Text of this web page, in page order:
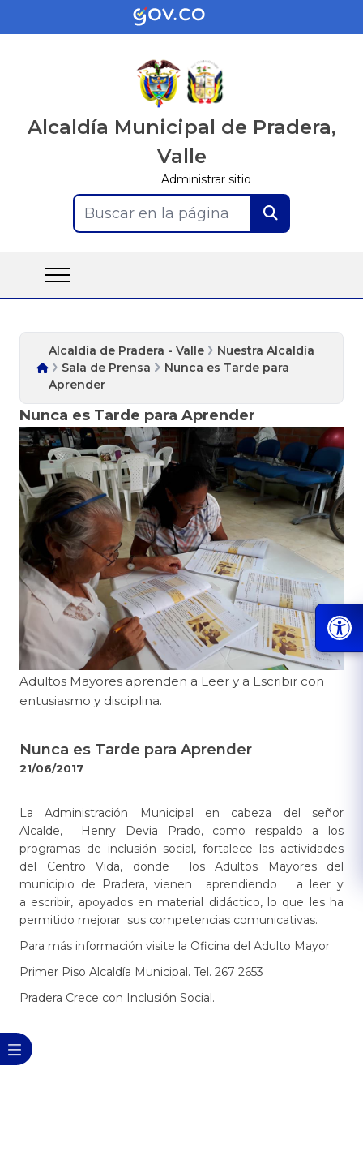
Alcaldía Municipal de Pradera,
Valle
Administrar sitio
Buscar en la página
Alcaldía de Pradera - Valle
Nuestra Alcaldía
Sala de Prensa
Nunca es Tarde para
Aprender
Nunca es Tarde para Aprender
Adultos Mayores aprenden a L eer y a Escribir con
entusiasmo y disciplina.
Nunca es Tarde para Aprender
21/06/2017
La Administración Municipal en cabeza del señor
Alcalde, Henry Devia Prado, como respaldo a los
programas de inclusión social, fortalece las actividades
del Centro Vida, donde los Adultos Mayores del
municipio de Pradera, vienen aprendiendo a leer y
a escribir, apoyados en material didáctico, lo que les ha
permitido mejorar sus competencias comunicativas.
Para más información visite la Oficina del Adulto Mayor
Primer Piso Alcaldía Municipal. Tel. 267 2653
Pradera Crece con Inclusión Social.